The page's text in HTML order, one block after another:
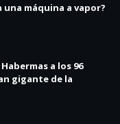
máquina a vapor?
a los 96
gigante de la